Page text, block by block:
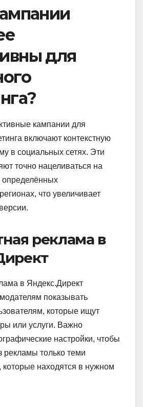
для
кампании для
включают контекстную
в социальных сетях. Эти
точно нацеливаться на
определённых
что увеличивает
реклама в
в Яндекс.Директ
показывать
которые ищут
или услуги. Важно
настройки, чтобы
рекламы только теми
которые находятся в нужном